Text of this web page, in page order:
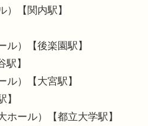
）【関内駅】
ル）【後楽園駅】
】
ル）【大宮駅】
】
ホール）【都立大学駅】